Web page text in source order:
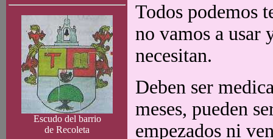
Escudo del barrio
de Recoleta
Todos podemos
no vamos a usar
necesitan.
Deben ser
meses, pueden
empezados ni